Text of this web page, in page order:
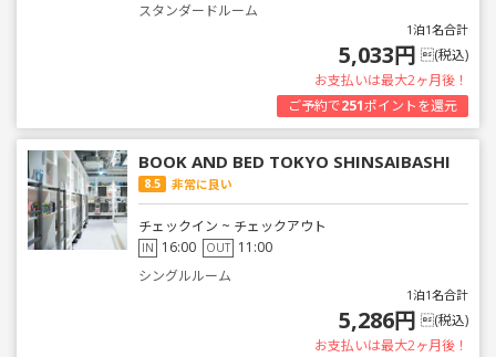
スタンダードルーム
1泊1名合計
5,033円 (税込)
お支払いは最大2ヶ月後！
ご予約で251ポイントを還元
BOOK AND BED TOKYO SHINSAIBASHI
8.5 非常に良い
チェックイン ~ チェックアウト
IN 16:00 OUT 11:00
シングルルーム
1泊1名合計
5,286円 (税込)
お支払いは最大2ヶ月後！